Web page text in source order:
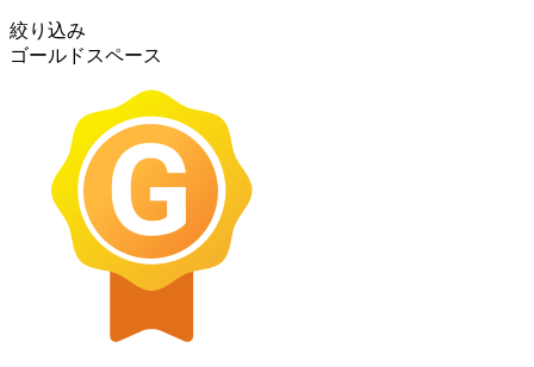
絞り込み
ゴールドスペース